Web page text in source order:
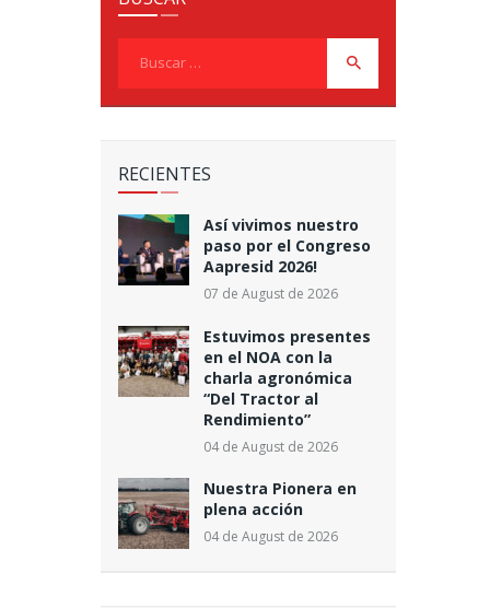
RECIENTES
Así vivimos nuestro
paso por el Congreso
Aapresid 2026!
07 de August de 2026
Estuvimos presentes
en el NOA con la
charla agronómica
“Del Tractor al
Rendimiento”
04 de August de 2026
Nuestra Pionera en
plena acción
04 de August de 2026